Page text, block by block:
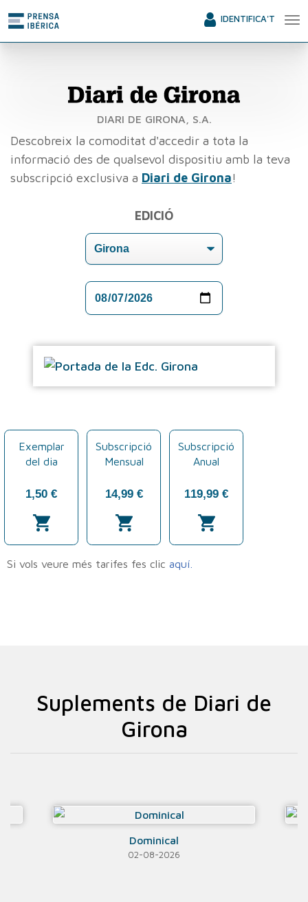
IDENTIFICA'T
DIARI DE GIRONA, S.A.
Descobreix la comoditat d'accedir a tota la
informació des de qualsevol dispositiu amb la teva
subscripció exclusiva a Diari de Girona!
EDICIÓ
Suplements de Diari de
Girona
Dominical
02-08-2026